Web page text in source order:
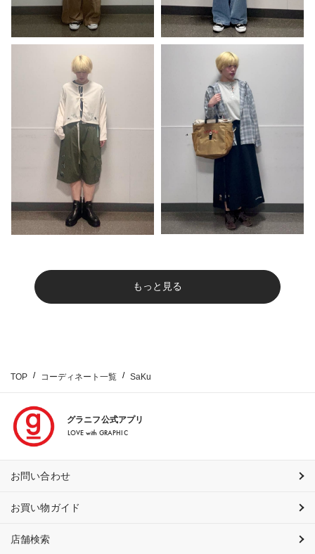
もっと見る
TOP コーディネート一覧 SaKu
グラニフ公式アプリ
LOVE with GRAPHIC
お問い合わせ
お買い物ガイド
店舗検索